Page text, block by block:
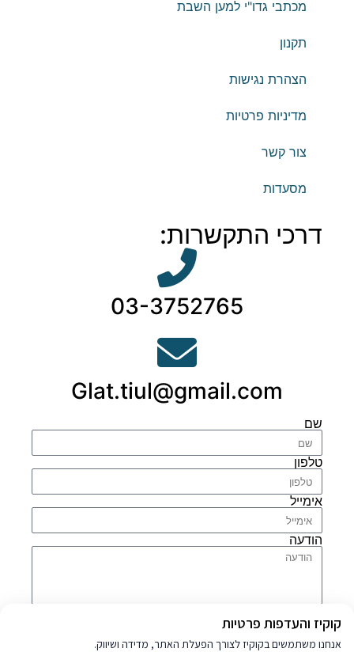
מכתבי גדו"י למען השבת
תקנון
הצהרת נגישות
מדיניות פרטיות
צור קשר
מסעדות
דרכי התקשרות:
03-3752765
Glat.tiul@gmail.com
שם
טלפון
אימייל
הודעה
מדיניות פרטיות
אני מסכים
למדיניות הפרטיות
קוקיז והעדפות פרטיות
אנחנו משתמשים בקוקיז לצורך הפעלת האתר, מדידה ושיווק.